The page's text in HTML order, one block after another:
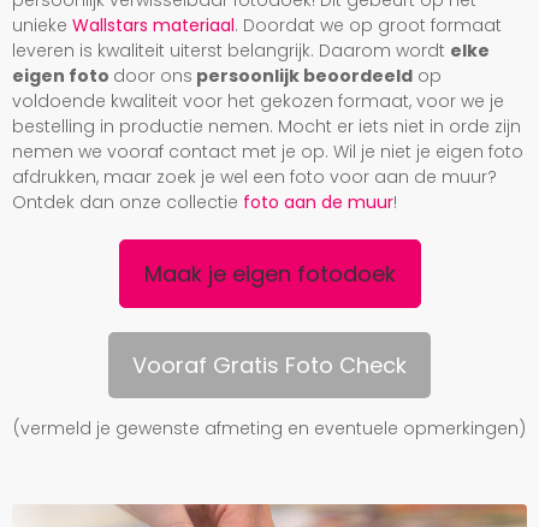
unieke Wallstars materiaal. Doordat we op groot formaat
leveren is kwaliteit uiterst belangrijk. Daarom wordt elke
eigen foto door ons persoonlijk beoordeeld op
voldoende kwaliteit voor het gekozen formaat, voor we je
bestelling in productie nemen. Mocht er iets niet in orde zijn
nemen we vooraf contact met je op. Wil je niet je eigen foto
afdrukken, maar zoek je wel een foto voor aan de muur?
Ontdek dan onze collectie foto aan de muur!
Maak je eigen fotodoek
Vooraf Gratis Foto Check
(vermeld je gewenste afmeting en eventuele opmerkingen)